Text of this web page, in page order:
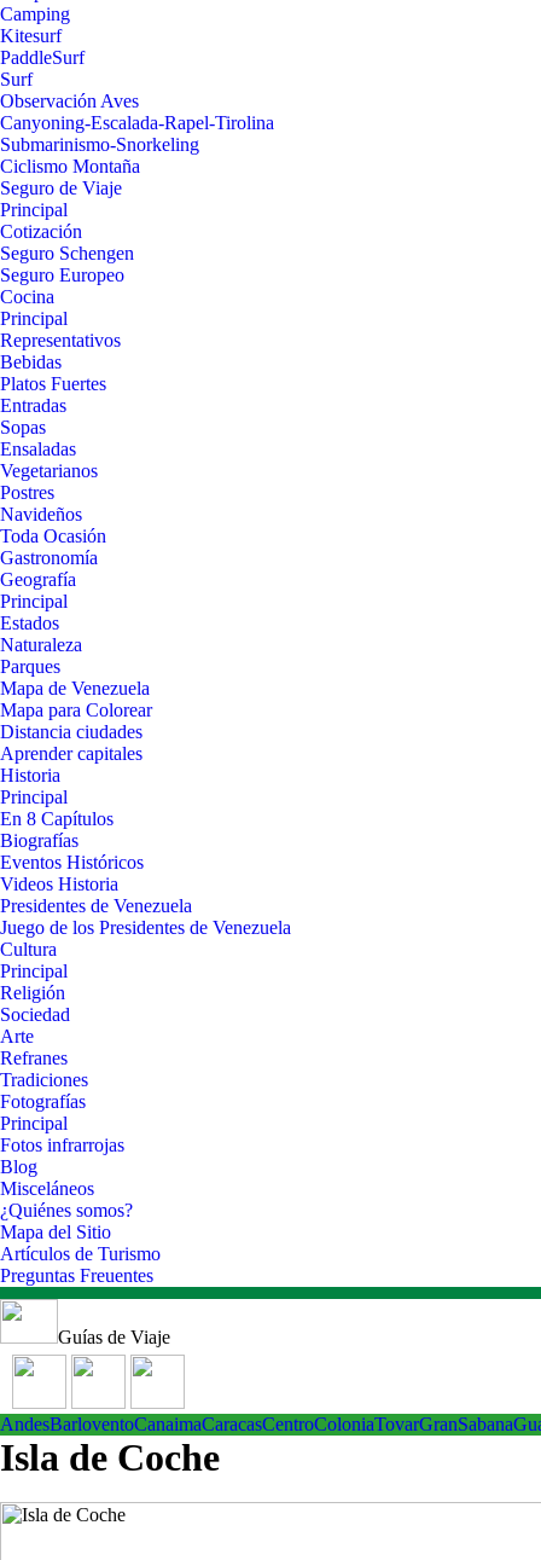
Camping
Kitesurf
PaddleSurf
Surf
Observación Aves
Canyoning-Escalada-Rapel-Tirolina
Submarinismo-Snorkeling
Ciclismo Montaña
Seguro de Viaje
Principal
Cotización
Seguro Schengen
Seguro Europeo
Cocina
Principal
Representativos
Bebidas
Platos Fuertes
Entradas
Sopas
Ensaladas
Vegetarianos
Postres
Navideños
Toda Ocasión
Gastronomía
Geografía
Principal
Estados
Naturaleza
Parques
Mapa de Venezuela
Mapa para Colorear
Distancia ciudades
Aprender capitales
Historia
Principal
En 8 Capítulos
Biografías
Eventos Históricos
Videos Historia
Presidentes de Venezuela
Juego de los Presidentes de Venezuela
Cultura
Principal
Religión
Sociedad
Arte
Refranes
Tradiciones
Fotografías
Principal
Fotos infrarrojas
Blog
Misceláneos
¿Quiénes somos?
Mapa del Sitio
Artículos de Turismo
Preguntas Freuentes
Guías de Viaje
AndesBarloventoCanaimaCaracasCentroColoniaTovarGranSabana
Isla de Coche